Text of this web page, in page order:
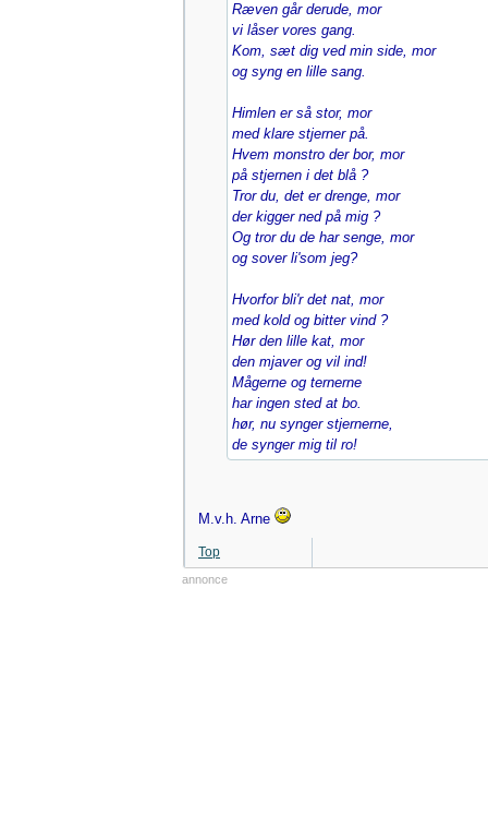
Ræven går derude, mor
vi låser vores gang.
Kom, sæt dig ved min side, mor
og syng en lille sang.
Himlen er så stor, mor
med klare stjerner på.
Hvem monstro der bor, mor
på stjernen i det blå ?
Tror du, det er drenge, mor
der kigger ned på mig ?
Og tror du de har senge, mor
og sover li'som jeg?
Hvorfor bli'r det nat, mor
med kold og bitter vind ?
Hør den lille kat, mor
den mjaver og vil ind!
Mågerne og ternerne
har ingen sted at bo.
hør, nu synger stjernerne,
de synger mig til ro!
M.v.h. Arne
Top
annonce